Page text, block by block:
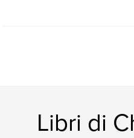
Libri di